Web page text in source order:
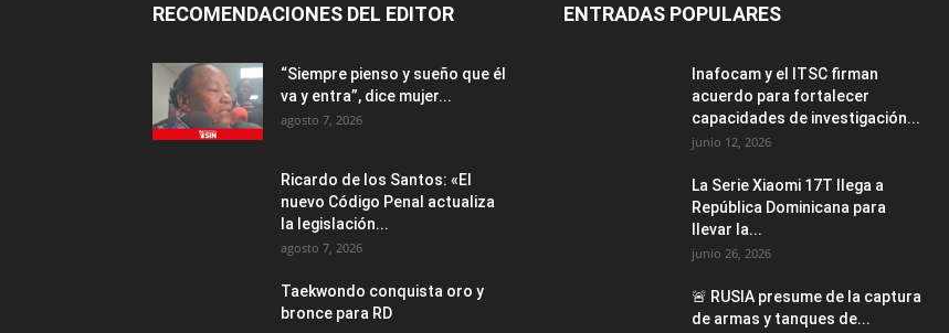
RECOMENDACIONES DEL EDITOR
“Siempre pienso y sueño que él
va y entra”, dice mujer...
agosto 7, 2026
Ricardo de los Santos: «El
nuevo Código Penal actualiza
la legislación...
agosto 7, 2026
Taekwondo conquista oro y
bronce para RD
ENTRADAS POPULARES
Inafocam y el ITSC firman
acuerdo para fortalecer
capacidades de investigación...
junio 12, 2026
La Serie Xiaomi 17T llega a
República Dominicana para
llevar la...
junio 26, 2026
🚨 RUSIA presume de la captura
de armas y tanques de...